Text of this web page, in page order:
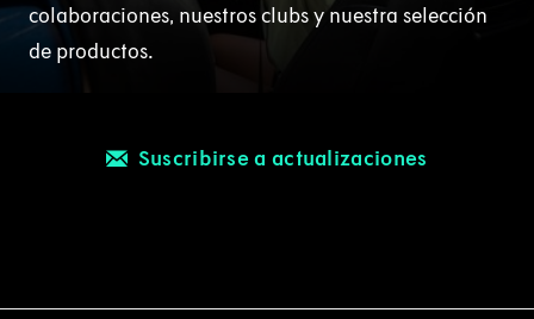
colaboraciones, nuestros clubs y nuestra selección
de productos.
Suscribirse a actualizaciones